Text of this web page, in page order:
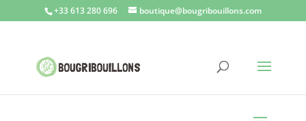
+33 613 280 696 boutique@bougribouillons.com